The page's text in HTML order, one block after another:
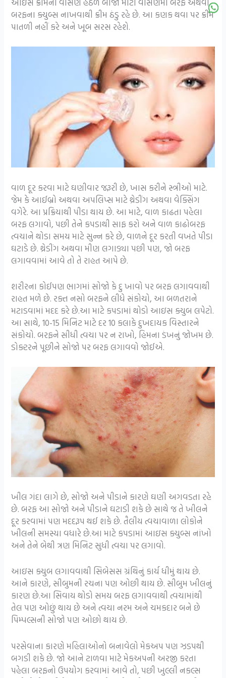
બરફના ક્યુબ્સ નાખવાથી ક્રીમ ઠંડુ રહે છે. આ કણક થવા પર ક્રીમ
પાતળી નહીં કરે અને ખૂબ સરસ રહેશે.
વાળ દૂર કરવા માટે ઘણીવાર જરૂરી છે, ખાસ કરીને સ્ત્રીઓ માટે.
જેમ કે આઈબ્રો અથવા અપલિપ્સ માટે થ્રેડીંગ અથવા વેક્સિંગ
વગેરે. આ પ્રક્રિયાથી પીડા થાય છે. આ માટે, વાળ કાઢતા પહેલા
બરફ લગાવો, પછી તેને કપડાથી સાફ કરો અને વાળ કાઢોબરફ
ત્વચાને થોડા સમય માટે સુન્ન કરે છે, વાળને દૂર કરતી વખતે પીડા
ઘટાડે છે. થ્રેડીંગ અથવા મીણ લગાડ્યા પછી પણ, જો બરફ
લગાવવામાં આવે તો તે રાહત આપે છે.
શરીરના કોઈપણ ભાગમાં સોજો કે દુ ખાવો પર બરફ લગાવવાથી
રાહત મળે છે. રક્ત નસો બરફને લીધે સંકોચો, આ બળતરાને
મટાડવામાં મદદ કરે છે.આ માટે કપડામાં થોડો આઇસ ક્યુબ લપેટો.
આ સાથે, 10-15 મિનિટ માટે દર 10 કલાકે દુખદાયક વિસ્તારને
સંકોચો. બરફને સીધી ત્વચા પર ન રાખો, હિમના ડંખનું જોખમ છે.
ડોક્ટરને પૂછીને સોજો પર બરફ લગાવવો જોઈએ.
ખીલ ગંદા લાગે છે, સોજો અને પીડાને કારણે ઘણી અગવડતા રહે
છે. બરફ આ સોજો અને પીડાને ઘટાડી શકે છે સાથે જ તે ખીલને
દૂર કરવામાં પણ મદદરૂપ થઈ શકે છે. તૈલીય ત્વચાવાળા લોકોને
ખીલની સમસ્યા વધારે છે.આ માટે કપડામાં આઇસ ક્યુબ્સ નાંખો
અને તેને બેથી ત્રણ મિનિટ સુધી ત્વચા પર લગાવો.
આઇસ ક્યુબ લગાવવાથી સિબેસસ ગ્રંથિનું કાર્ય ધીમું થાય છે.
આને કારણે, સીબુમની રચના પણ ઓછી થાય છે. સીબુમ ખીલનું
કારણ છે.આ સિવાય થોડો સમય બરફ લગાવવાથી ત્વચામાંથી
તેલ પણ ઓછું થાય છે અને ત્વચા નરમ અને ચમકદાર બને છે
પિમ્પલ્સની સોજો પણ ઓછો થાય છે.
પરસેવાના કારણે મહિલાઓનો બનાવેલો મેકઅપ પણ ઝડપથી
બગડી શકે છે. જો આને ટાળવા માટે મેકઅપની અરજી કરતા
પહેલા બરફનો ઉપયોગ કરવામાં આવે તો, પછી ખુલ્લી નકલ્સ